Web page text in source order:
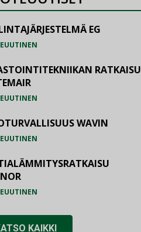
EG
RATKAISU
WAVIN
KAIKKI